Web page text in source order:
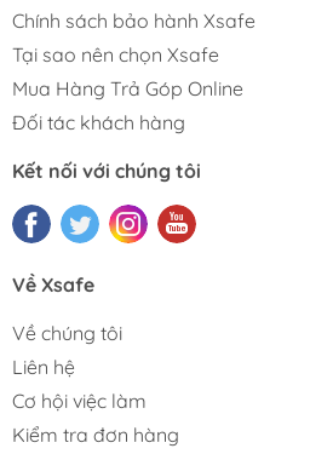
Chính sách bảo hành Xsafe
Tại sao nên chọn Xsafe
Mua Hàng Trả Góp Online
Đối tác khách hàng
Kết nối với chúng tôi
Về Xsafe
Về chúng tôi
Liên hệ
Cơ hội việc làm
Kiểm tra đơn hàng